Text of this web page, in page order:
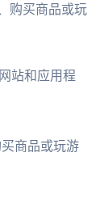
购买商品或玩
站和应用程
商品或玩游